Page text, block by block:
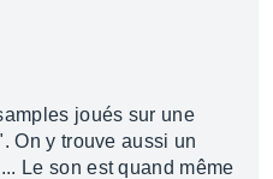
joués sur une
On y trouve aussi un
Le son est quand même